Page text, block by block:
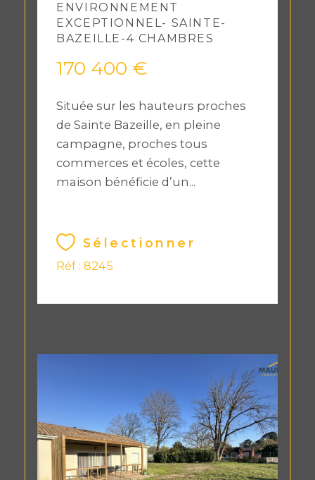
ENVIRONNEMENT
EXCEPTIONNEL- SAINTE-
BAZEILLE-4 CHAMBRES
170 400 €
Située sur les hauteurs proches
de Sainte Bazeille, en pleine
campagne, proches tous
commerces et écoles, cette
maison bénéficie d’un...
Sélectionner
Réf : 8245